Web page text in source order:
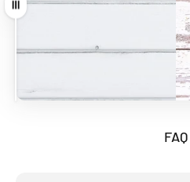
Ziehen
FAQ